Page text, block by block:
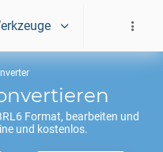
Format, bearbeiten und
und kostenlos.